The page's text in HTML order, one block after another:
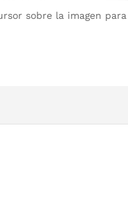
sobre la imagen